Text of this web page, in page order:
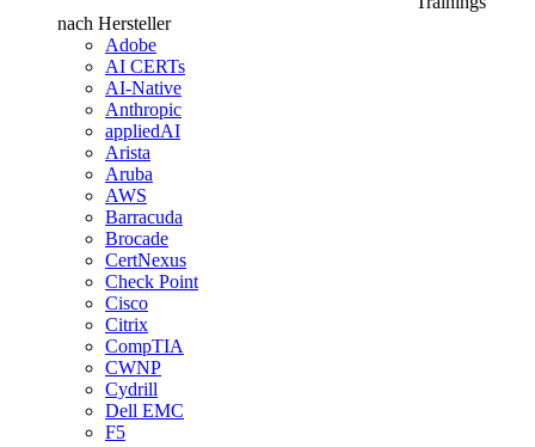
nach Hersteller
Adobe
AI CERTs
AI-Native
Anthropic
appliedAI
Arista
Aruba
AWS
Barracuda
Brocade
CertNexus
Check Point
Cisco
Citrix
CompTIA
CWNP
Cydrill
Dell EMC
F5